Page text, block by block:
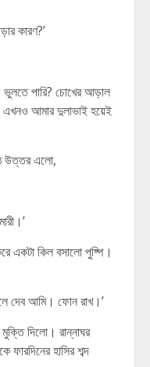
কারণ?’
পারি? চোখের আড়াল
আমার দুলাভাই হয়েই
উত্তর এলো,
একটা কিল বসালো পুষ্পি।
দেব আমি। ফোন রাখ।’
দিলো। রান্নাঘর
হাসির শব্দ